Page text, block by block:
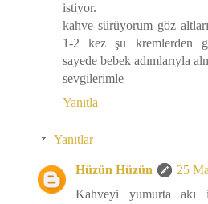
istiyor.
kahve sürüyorum göz
1-2 kez şu kremlerden
sayede bebek adımlarıyla
sevgilerimle
Yanıtla
Yanıtlar
Hüzün Hüzün
25
Kahveyi yumurta akı